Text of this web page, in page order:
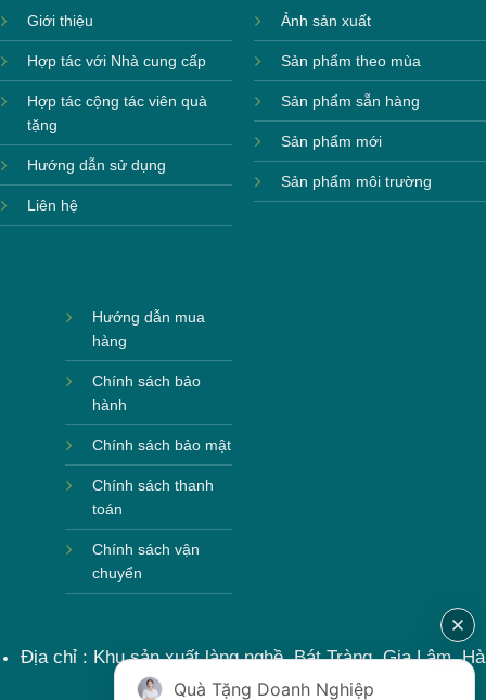
Giới thiệu
Hợp tác với Nhà cung cấp
Hợp tác cộng tác viên quà
tặng
Hướng dẫn sử dụng
Liên hệ
Ảnh sản xuất
Sản phẩm theo mùa
Sản phẩm sẵn hàng
Sản phẩm mới
Sản phẩm môi trường
Hướng dẫn mua
hàng
Chính sách bảo
hành
Chính sách bảo mật
Chính sách thanh
toán
Chính sách vận
chuyển
Địa chỉ : Khu sản xuất làng nghề, Bát Tràng, Gia Lâm, Hà
Nội, Việt Nam
Quà Tặng Doanh Nghiệp